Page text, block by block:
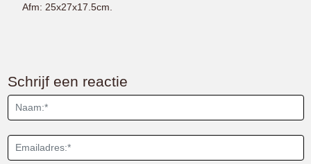
Afm: 25x27x17.5cm.
Schrijf een reactie